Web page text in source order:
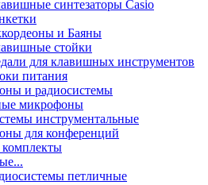
синтезаторы Casio
и Баяны
стойки
для клавишных инструментов
питания
и радиосистемы
микрофоны
инструментальные
для конференций
петличные